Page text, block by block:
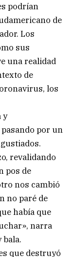
podrían
de
Los
sus
una realidad
de
los
y
por un
revalidando
pos de
nos cambió
no paré de
había que
narra
bala.
que destruyó